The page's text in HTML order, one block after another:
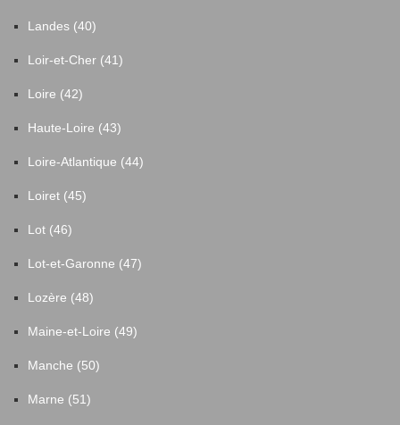
Landes (40)
Loir-et-Cher (41)
Loire (42)
Haute-Loire (43)
Loire-Atlantique (44)
Loiret (45)
Lot (46)
Lot-et-Garonne (47)
Lozère (48)
Maine-et-Loire (49)
Manche (50)
Marne (51)